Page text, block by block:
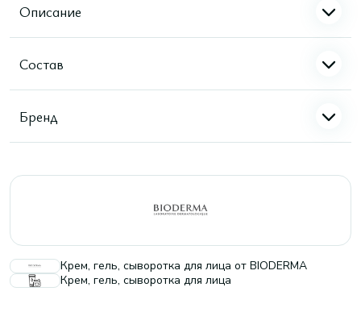
Описание
Состав
Бренд
Крем, гель, сыворотка для лица от BIODERMA
Крем, гель, сыворотка для лица